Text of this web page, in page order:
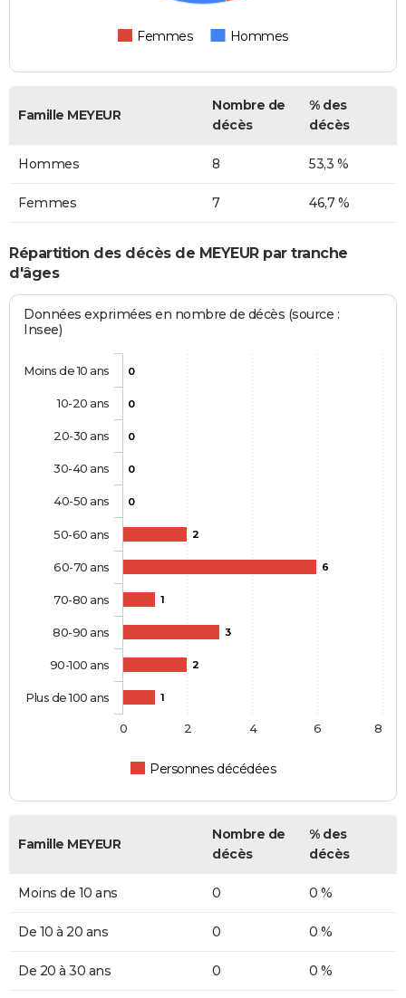
Femmes Hommes
Famille MEYEUR
Nombre de
décès
% des
décès
Hommes 8 53,3 %
Femmes 7 46,7 %
Répartition des décès de MEYEUR par tranche
d'âges
Données exprimées en nombre de décès (source :
Insee)
0
0
0
0
0
2
6
1
3
2
1
Personnes décédées
Moins de 10 ans
10-20 ans
20-30 ans
30-40 ans
40-50 ans
50-60 ans
60-70 ans
70-80 ans
80-90 ans
90-100 ans
Plus de 100 ans
0 2 4 6 8
Famille MEYEUR
Nombre de
décès
% des
décès
Moins de 10 ans 0 0 %
De 10 à 20 ans 0 0 %
De 20 à 30 ans 0 0 %